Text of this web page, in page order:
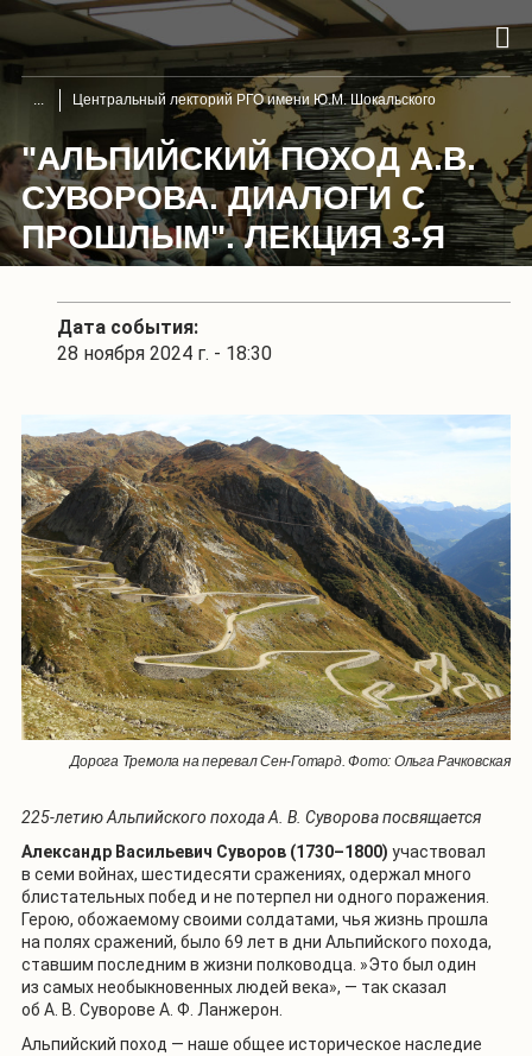
Центральный лекторий РГО имени Ю.М. Шокальского
"АЛЬПИЙСКИЙ ПОХОД А.В.
СУВОРОВА. ДИАЛОГИ С
ПРОШЛЫМ". ЛЕКЦИЯ 3-Я
Дата события:
28 ноября 2024 г. - 18:30
Дорога Тремола на перевал Сен-Готард. Фото: Ольга Рачковская
225-летию Альпийского похода А. В. Суворова посвящается
Александр Васильевич Суворов (1730–1800) участвовал
в семи войнах, шестидесяти сражениях, одержал много
блистательных побед и не потерпел ни одного поражения.
Герою, обожаемому своими солдатами, чья жизнь прошла
на полях сражений, было 69 лет в дни Альпийского похода,
ставшим последним в жизни полководца. »Это был один
из самых необыкновенных людей века», — так сказал
об А. В. Суворове А. Ф. Ланжерон.
Альпийский поход — наше общее историческое наследие